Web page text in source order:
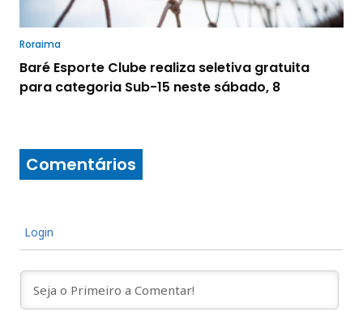
Roraima
Baré Esporte Clube realiza seletiva gratuita
para categoria Sub-15 neste sábado, 8
Comentários
Login